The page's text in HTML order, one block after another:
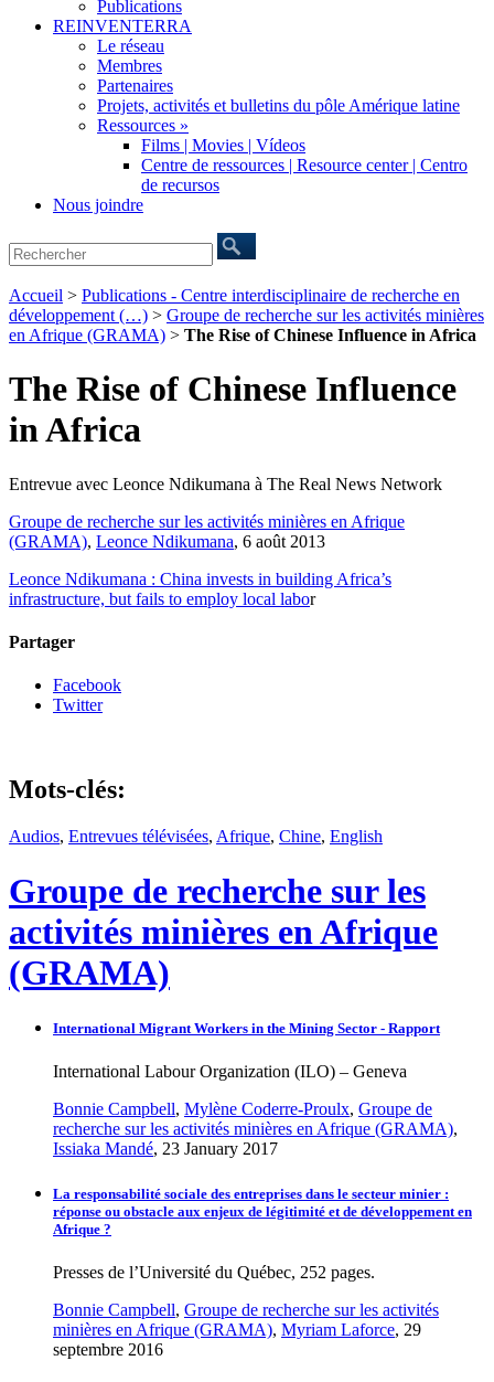
Publications
REINVENTERRA
Le réseau
Membres
Partenaires
Projets, activités et bulletins du pôle Amérique latine
Ressources »
Films | Movies | Vídeos
Centre de ressources | Resource center | Centro
de recursos
Nous joindre
Accueil > Publications - Centre interdisciplinaire de recherche en
développement (…) > Groupe de recherche sur les activités minières
en Afrique (GRAMA) > The Rise of Chinese Influence in Africa
The Rise of Chinese Influence
in Africa
Entrevue avec Leonce Ndikumana à The Real News Network
Groupe de recherche sur les activités minières en Afrique
(GRAMA), Leonce Ndikumana, 6 août 2013
Leonce Ndikumana : China invests in building Africa’s
infrastructure, but fails to employ local labor
Partager
Facebook
Twitter
Mots-clés:
Audios, Entrevues télévisées, Afrique, Chine, English
Groupe de recherche sur les
activités minières en Afrique
(GRAMA)
International Migrant Workers in the Mining Sector - Rapport
International Labour Organization (ILO) – Geneva
Bonnie Campbell, Mylène Coderre-Proulx, Groupe de
recherche sur les activités minières en Afrique (GRAMA),
Issiaka Mandé, 23 January 2017
La responsabilité sociale des entreprises dans le secteur minier :
réponse ou obstacle aux enjeux de légitimité et de développement en
Afrique ?
Presses de l’Université du Québec, 252 pages.
Bonnie Campbell, Groupe de recherche sur les activités
minières en Afrique (GRAMA), Myriam Laforce, 29
septembre 2016